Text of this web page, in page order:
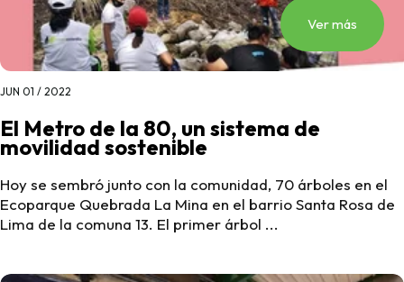
Ver más
JUN 01 / 2022
El Metro de la 80, un sistema de
movilidad sostenible
Hoy se sembró junto con la comunidad, 70 árboles en el
Ecoparque Quebrada La Mina en el barrio Santa Rosa de
Lima de la comuna 13. El primer árbol ...